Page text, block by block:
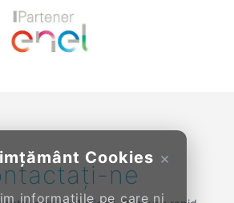
×
Cookies
informațiile pe care ni
ne